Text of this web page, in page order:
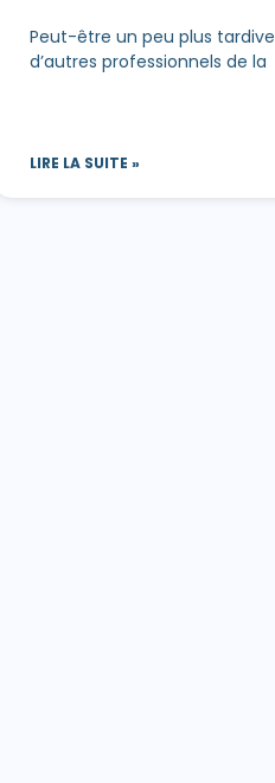
Peut-être un peu plus
d’autres professionnels de la
LIRE LA SUITE »